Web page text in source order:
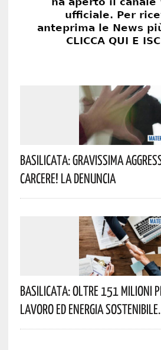
Basilicata: Gravissima
Carcere! La Denuncia
Basilicata: Oltre 151 Milioni
Lavoro Ed Energia